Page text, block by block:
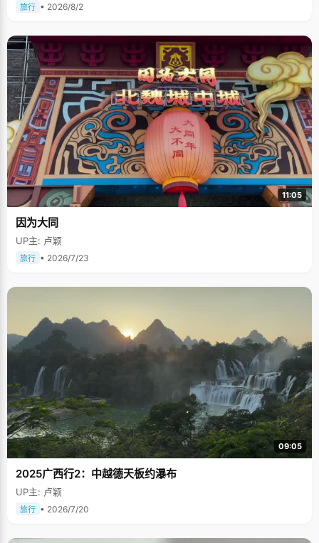
旅行 • 2026/8/2
11:05
因为大同
UP主: 卢颖
旅行 • 2026/7/23
09:05
2025广西行2：中越德天板约瀑布
UP主: 卢颖
旅行 • 2026/7/20